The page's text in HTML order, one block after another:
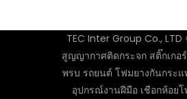
TEC Inter Group Co.,
สูญญากาศติดกระจก สติ๊กเก
พรบ รถยนต์ โฟมยางกันกระแ
อุปกรณ์งานฝีมือ เชือกห้อย